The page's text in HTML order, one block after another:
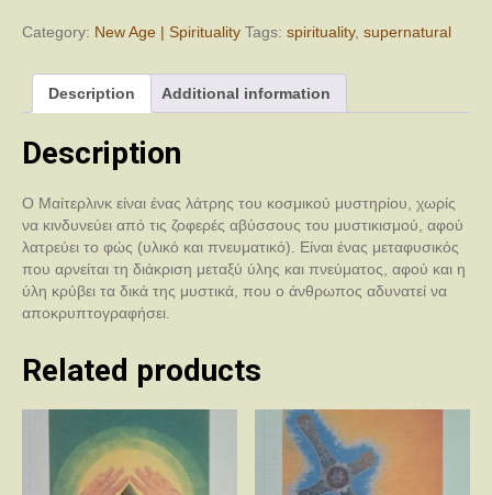
Category: New Age | Spirituality Tags: spirituality, supernatural
Description Additional information
Description
Ο Μαίτερλινκ είναι ένας λάτρης του κοσμικού μυστηρίου, χωρίς
να κινδυνεύει από τις ζοφερές αβύσσους του μυστικισμού, αφού
λατρεύει το φώς (υλικό και πνευματικό). Είναι ένας μεταφυσικός
που αρνείται τη διάκριση μεταξύ ύλης και πνεύματος, αφού και η
ύλη κρύβει τα δικά της μυστικά, που ο άνθρωπος αδυνατεί να
αποκρυπτογραφήσει.
Related products